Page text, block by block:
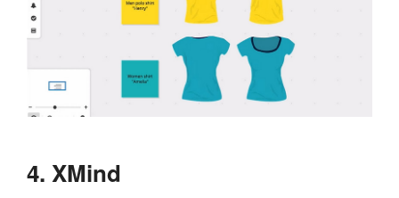
4. XMind